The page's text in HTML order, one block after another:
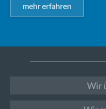
mehr erfahren
Wir